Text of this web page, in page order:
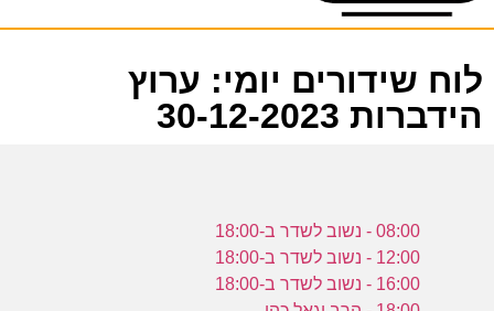
לוח שידורים יומי: ערוץ
הידברות 30-12-2023
08:00 - נשוב לשדר ב-18:00
12:00 - נשוב לשדר ב-18:00
16:00 - נשוב לשדר ב-18:00